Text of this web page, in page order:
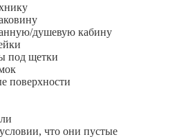
душевую кабину
под щетки
поверхности
что они пустые